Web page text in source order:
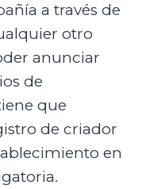
a través de
otro
anunciar
de
que
de criador
en